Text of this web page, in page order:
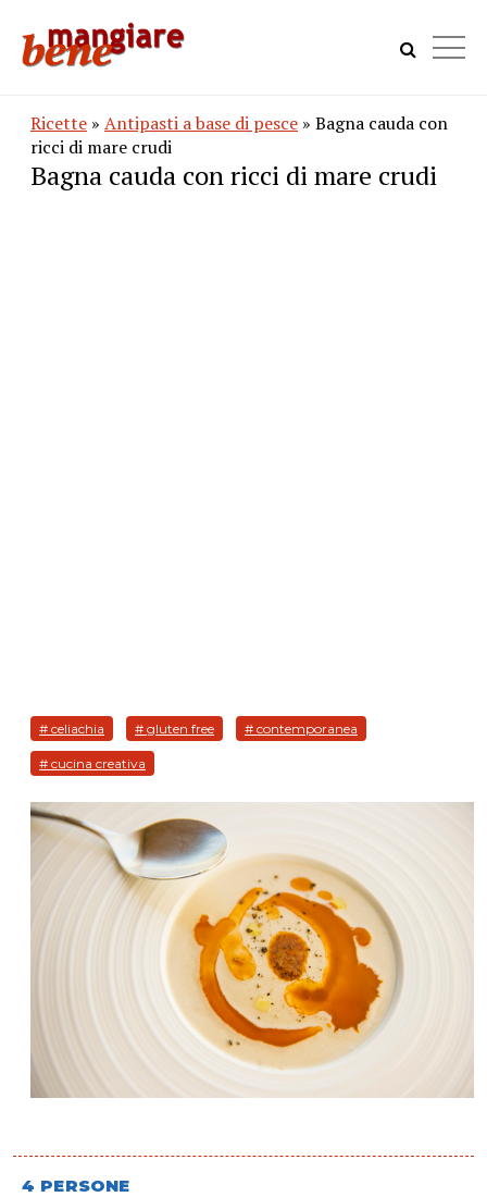
Ricette » Antipasti a base di pesce » Bagna cauda con
ricci di mare crudi
Bagna cauda con ricci di mare crudi
# celiachia # gluten free # contemporanea
# cucina creativa
4 PERSONE